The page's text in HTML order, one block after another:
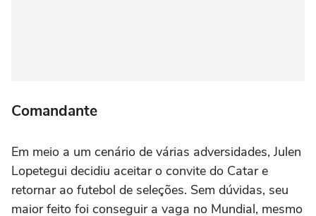
Comandante
Em meio a um cenário de várias adversidades, Julen
Lopetegui decidiu aceitar o convite do Catar e
retornar ao futebol de seleções. Sem dúvidas, seu
maior feito foi conseguir a vaga no Mundial, mesmo